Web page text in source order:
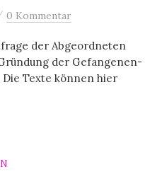
0 Kommentar
der Abgeordneten
der Gefangenen-
Texte können hier